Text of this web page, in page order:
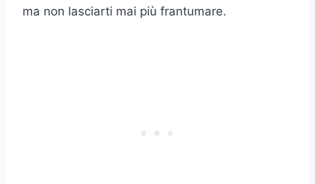
ma non lasciarti mai più frantumare.